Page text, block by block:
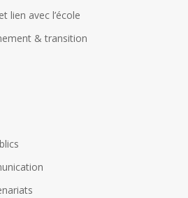
lien avec l’école
& transition